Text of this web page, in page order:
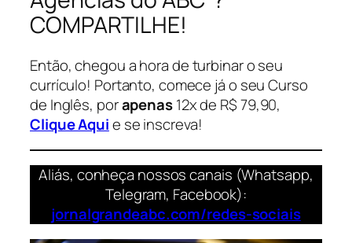
COMPARTILHE!
Então, chegou a hora de turbinar o seu
currículo! Portanto, comece já o seu Curso
de Inglês, porapenas12x de R$ 79,90,
Clique Aquie se inscreva!
Aliás, conheça nossos canais (Whatsapp,
Telegram, Facebook):
jornalgrandeabc.com/redes-sociais